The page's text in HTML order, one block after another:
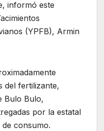
informó este
(YPFB), Armin
del fertilizante,
Bulo Bulo,
por la estatal
consumo.